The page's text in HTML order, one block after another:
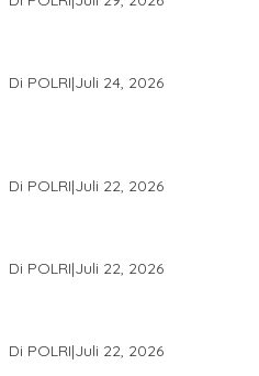
Di POLRI|Juli 24, 2026
Di POLRI|Juli 22, 2026
Di POLRI|Juli 22, 2026
Di POLRI|Juli 22, 2026